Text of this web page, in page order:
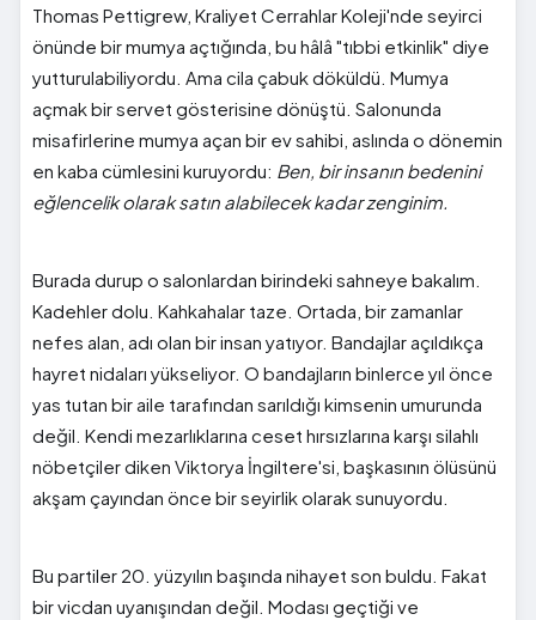
Thomas Pettigrew, Kraliyet Cerrahlar Koleji'nde seyirci
önünde bir mumya açtığında, bu hâlâ "tıbbi etkinlik" diye
yutturulabiliyordu. Ama cila çabuk döküldü. Mumya
açmak bir servet gösterisine dönüştü. Salonunda
misafirlerine mumya açan bir ev sahibi, aslında o dönemin
en kaba cümlesini kuruyordu: Ben, bir insanın bedenini
eğlencelik olarak satın alabilecek kadar zenginim.
Burada durup o salonlardan birindeki sahneye bakalım.
Kadehler dolu. Kahkahalar taze. Ortada, bir zamanlar
nefes alan, adı olan bir insan yatıyor. Bandajlar açıldıkça
hayret nidaları yükseliyor. O bandajların binlerce yıl önce
yas tutan bir aile tarafından sarıldığı kimsenin umurunda
değil. Kendi mezarlıklarına ceset hırsızlarına karşı silahlı
nöbetçiler diken Viktorya İngiltere'si, başkasının ölüsünü
akşam çayından önce bir seyirlik olarak sunuyordu.
Bu partiler 20. yüzyılın başında nihayet son buldu. Fakat
bir vicdan uyanışından değil. Modası geçtiği ve